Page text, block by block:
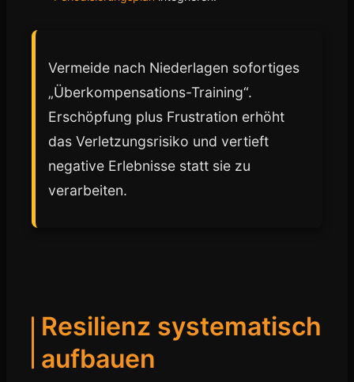
Vermeide nach Niederlagen sofortiges
„Überkompensations-Training“.
Erschöpfung plus Frustration erhöht
das Verletzungsrisiko und vertieft
negative Erlebnisse statt sie zu
verarbeiten.
Resilienz systematisch
aufbauen